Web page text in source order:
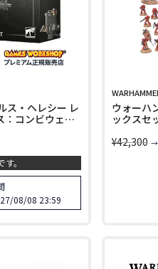
ス・ヘレシー レ
：コンビウェポ
Heresy
COMBI-
UPGRADE
。
08/08 23:59
ウォーハ
ックスセ
¥42,300 →